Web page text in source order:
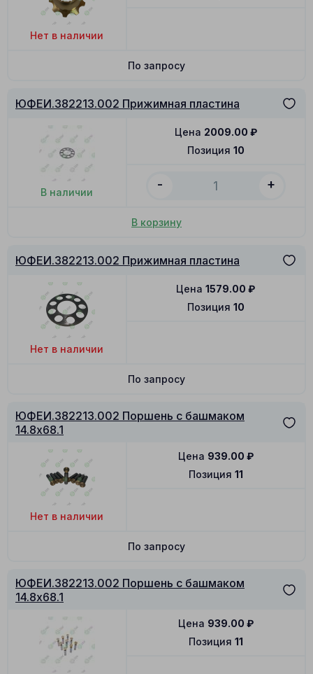
Нет в наличии
По запросу
ЮФЕИ.382213.002 Прижимная пластина
В наличии
Позиция 10
Цена 2009.00 ₽
- +
В корзину
ЮФЕИ.382213.002 Прижимная пластина
Нет в наличии
Позиция 10
Цена 1579.00 ₽
По запросу
ЮФЕИ.382213.002 Поршень с башмаком
14.8x68.1
Нет в наличии
Позиция 11
Цена 939.00 ₽
По запросу
ЮФЕИ.382213.002 Поршень с башмаком
14.8x68.1
Позиция 11
Цена 939.00 ₽